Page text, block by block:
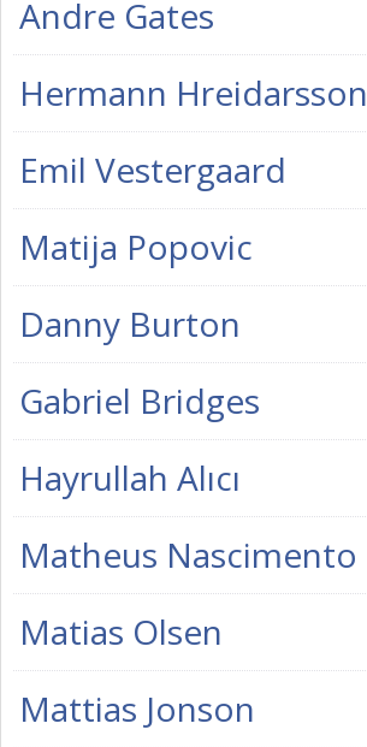
Andre Gates
Hermann Hreidarsson
Emil Vestergaard
Matija Popovic
Danny Burton
Gabriel Bridges
Hayrullah Alıcı
Matheus Nascimento
Matias Olsen
Mattias Jonson